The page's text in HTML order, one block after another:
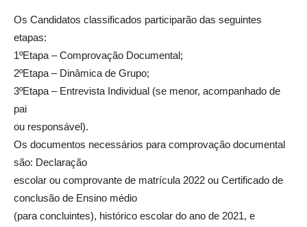
Os Candidatos classificados participarão das seguintes
etapas:
1ºEtapa – Comprovação Documental;
2ºEtapa – Dinâmica de Grupo;
3ºEtapa – Entrevista Individual (se menor, acompanhado de
pai
ou responsável).
Os documentos necessários para comprovação documental
são: Declaração
escolar ou comprovante de matrícula 2022 ou Certificado de
conclusão de Ensino médio
(para concluintes), histórico escolar do ano de 2021, e